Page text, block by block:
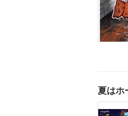
夏はホ